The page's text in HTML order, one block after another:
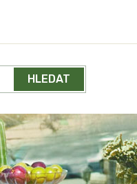
HLEDAT